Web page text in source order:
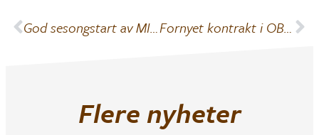
God sesongstart av MIF bandy Fornyet kontrakt i OBOS-ligaen
Flere nyheter